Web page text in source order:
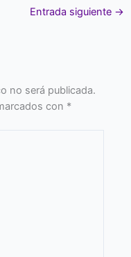
Entrada siguiente →
no será publicada.
con *